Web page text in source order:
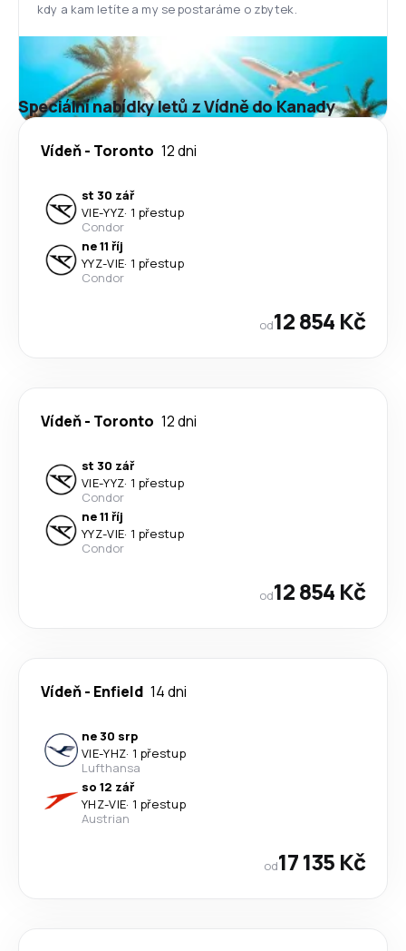
kdy a kam letíte a my se postaráme o zbytek.
Speciální nabídky letů z Vídně do Kanady
Vídeň- Toronto 12 dni
st 30 zář
VIE-YYZ· 1 přestup
Condor
ne 11 říj
YYZ-VIE· 1 přestup
Condor
od12 854 Kč
Vídeň- Toronto 12 dni
st 30 zář
VIE-YYZ· 1 přestup
Condor
ne 11 říj
YYZ-VIE· 1 přestup
Condor
od12 854 Kč
Vídeň- Enfield 14 dni
ne 30 srp
VIE-YHZ· 1 přestup
Lufthansa
so 12 zář
YHZ-VIE· 1 přestup
Austrian
od17 135 Kč